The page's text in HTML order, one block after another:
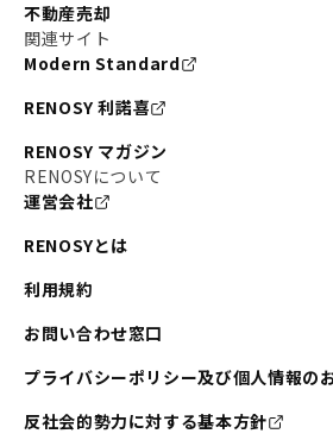
不動産売却
関連サイト
Modern Standard
RENOSY 利諾喜
RENOSY マガジン
RENOSYについて
運営会社
RENOSYとは
利用規約
お問い合わせ窓口
プライバシーポリシー及び個人情報の
反社会的勢力に対する基本方針